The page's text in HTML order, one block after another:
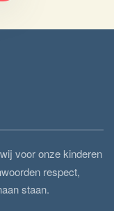
voor onze kinderen
respect,
staan.